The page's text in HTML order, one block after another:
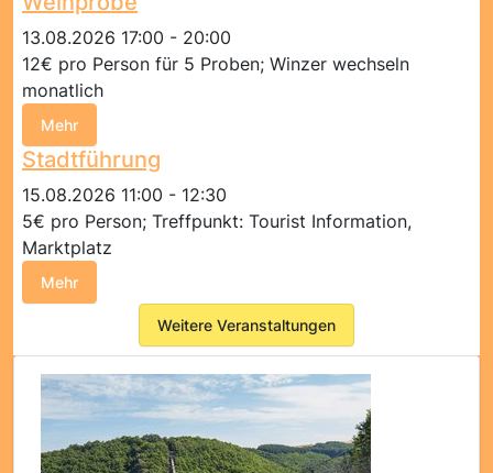
13.08.2026 17:00 - 20:00
12€ pro Person für 5 Proben; Winzer wechseln
monatlich
Mehr
Stadtführung
15.08.2026 11:00 - 12:30
5€ pro Person; Treffpunkt: Tourist Information,
Marktplatz
Mehr
Weitere Veranstaltungen